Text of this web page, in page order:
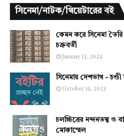
সিনেমা/নাটক/থিয়েটারের বই
কেমন করে সিনেমা
চক্রবর্তী
January 13, 2024
সিনেমায় দেশভাগ - চণ্ডী
October 14, 2023
চলচ্চিত্রের নন্দনতত্ত্ব ও
মোকাম্মেল